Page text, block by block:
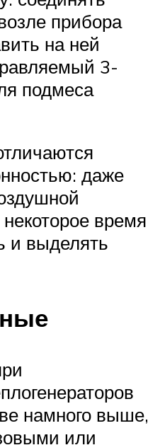
прибора
на ней
3-
подмеса
даже
время
и выделять
намного выше,
или